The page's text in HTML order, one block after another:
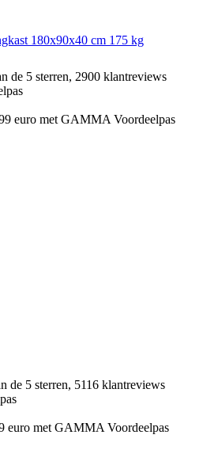
180x90x40 cm 175 kg
de 5 sterren, 2900 klantreviews
euro met GAMMA Voordeelpas
de 5 sterren, 5116 klantreviews
euro met GAMMA Voordeelpas